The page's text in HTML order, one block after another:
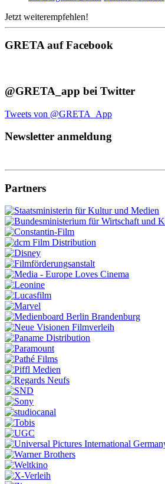
Jetzt weiterempfehlen!
GRETA auf Facebook
@GRETA_app bei Twitter
Tweets von @GRETA_App
Newsletter anmeldung
Partners